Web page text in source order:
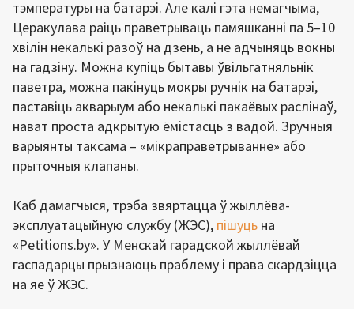
тэмпературы на батарэі. Але калі гэта немагчыма,
Церакулава раіць праветрываць памяшканні па 5–10
хвілін некалькі разоў на дзень, а не адчыняць вокны
на гадзіну. Можна купіць бытавы ўвільгатняльнік
паветра, можна пакінуць мокры ручнік на батарэі,
паставіць акварыум або некалькі пакаёвых раслінаў,
нават проста адкрытую ёмістасць з вадой. Зручныя
варыянты таксама – «мікраправетрыванне» або
прыточныя клапаны.
Каб дамагчыся, трэба звяртацца ў жыллёва-
эксплуатацыйную службу (ЖЭС), пішуць на
«Petitions.by». У Менскай гарадской жыллёвай
гаспадарцы прызнаюць праблему і права скардзіцца
на яе ў ЖЭС.